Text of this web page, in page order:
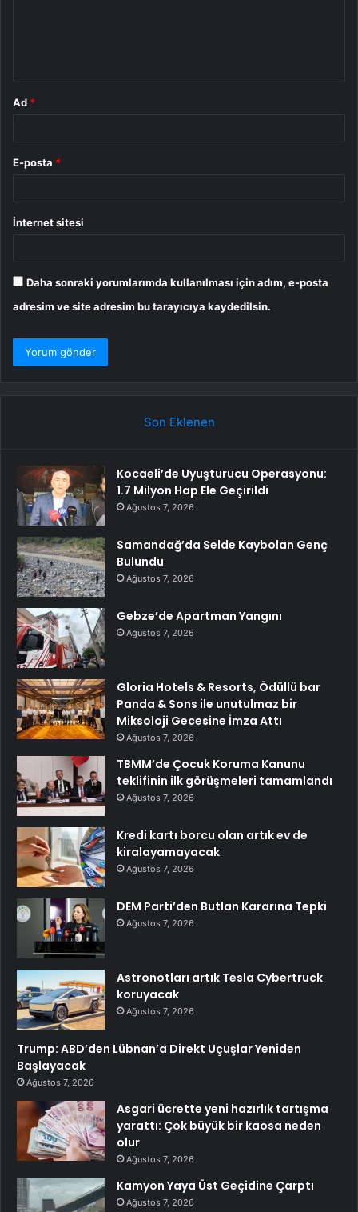
Ad *
E-posta *
İnternet sitesi
Daha sonraki yorumlarımda kullanılması için adım, e-posta
adresim ve site adresim bu tarayıcıya kaydedilsin.
Son Eklenen
Kocaeli’de Uyuşturucu Operasyonu:
1.7 Milyon Hap Ele Geçirildi
Ağustos 7, 2026
Samandağ’da Selde Kaybolan Genç
Bulundu
Ağustos 7, 2026
Gebze’de Apartman Yangını
Ağustos 7, 2026
Gloria Hotels & Resorts, Ödüllü bar
Panda & Sons ile unutulmaz bir
Miksoloji Gecesine İmza Attı
Ağustos 7, 2026
TBMM’de Çocuk Koruma Kanunu
teklifinin ilk görüşmeleri tamamlandı
Ağustos 7, 2026
Kredi kartı borcu olan artık ev de
kiralayamayacak
Ağustos 7, 2026
DEM Parti’den Butlan Kararına Tepki
Ağustos 7, 2026
Astronotları artık Tesla Cybertruck
koruyacak
Ağustos 7, 2026
Trump: ABD’den Lübnan’a Direkt Uçuşlar Yeniden
Başlayacak
Ağustos 7, 2026
Asgari ücrette yeni hazırlık tartışma
yarattı: Çok büyük bir kaosa neden
olur
Ağustos 7, 2026
Kamyon Yaya Üst Geçidine Çarptı
Ağustos 7, 2026